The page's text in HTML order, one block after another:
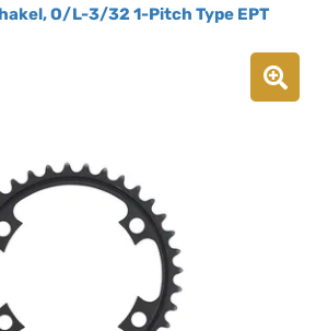
O/L-3/32 1-Pitch Type EPT